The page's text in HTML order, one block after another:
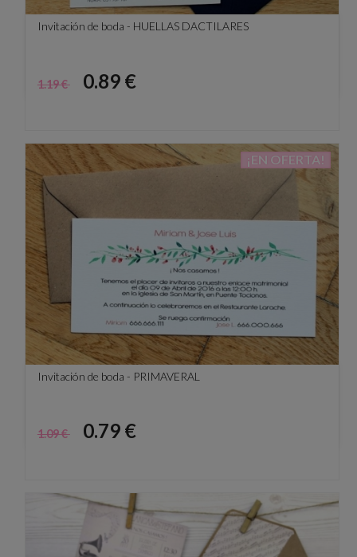
Invitación de boda - HUELLAS DACTILARES
Precio
base
Precio
1.19 € 0.89 €
Invitación de boda - PRIMAVERAL
Precio
base
Precio
1.09 € 0.79 €
¡EN OFERTA!